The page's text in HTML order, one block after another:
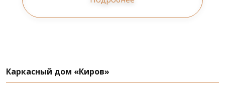
Каркасный дом «Киров»